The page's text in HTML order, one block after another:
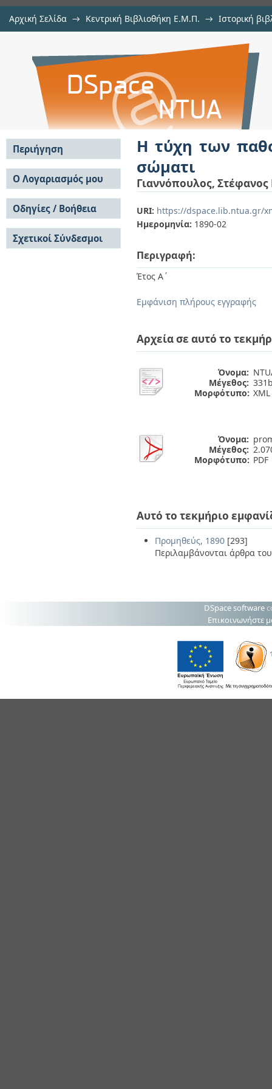
Αρχική Σελίδα → Κεντρική Βιβλιοθήκη Ε.Μ.Π. → Ιστορική
Η τύχη των παθογόνων
Η τύχη των
σώματι
Γιαννόπουλος, Στέφανος
URI: https://dspace.lib.ntua.gr/
Ημερομηνία: 1890-02
Περιγραφή:
Έτος Α΄
Εμφάνιση πλήρους εγγραφής
Αρχεία σε αυτό το
Όνομα:
Μέγεθος:
Μορφότυπο: XML
Όνομα:
Μέγεθος:
Μορφότυπο: PDF
Αυτό το τεκμήριο
Προμηθεύς, 1890 [293]
Περιλαμβάνονται άρθρα
Περιήγηση
Σε όλο το DSpace
Κοινότητες & Συλλογές
Ανά Ημερομηνία
Έκδοσης
Συγγραφείς
Τίτλοι
Θέματα
Ο Λογαριασμός μου
Σύνδεση
Εγγραφή
Οδηγίες / Βοήθεια
Οδηγίες Υποβολής
Οδηγίες Χρήσης ΙΑ
Συχνές Ερωτήσεις
Σχετικοί Σύνδεσμοι
DSpace software
Επικοινωνήστε